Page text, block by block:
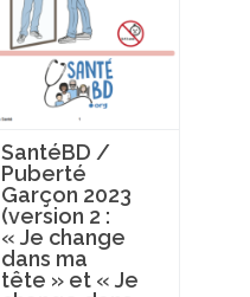
SantéBD /
Puberté
Garçon 2023
(version 2 :
« Je change
dans ma
tête » et « Je